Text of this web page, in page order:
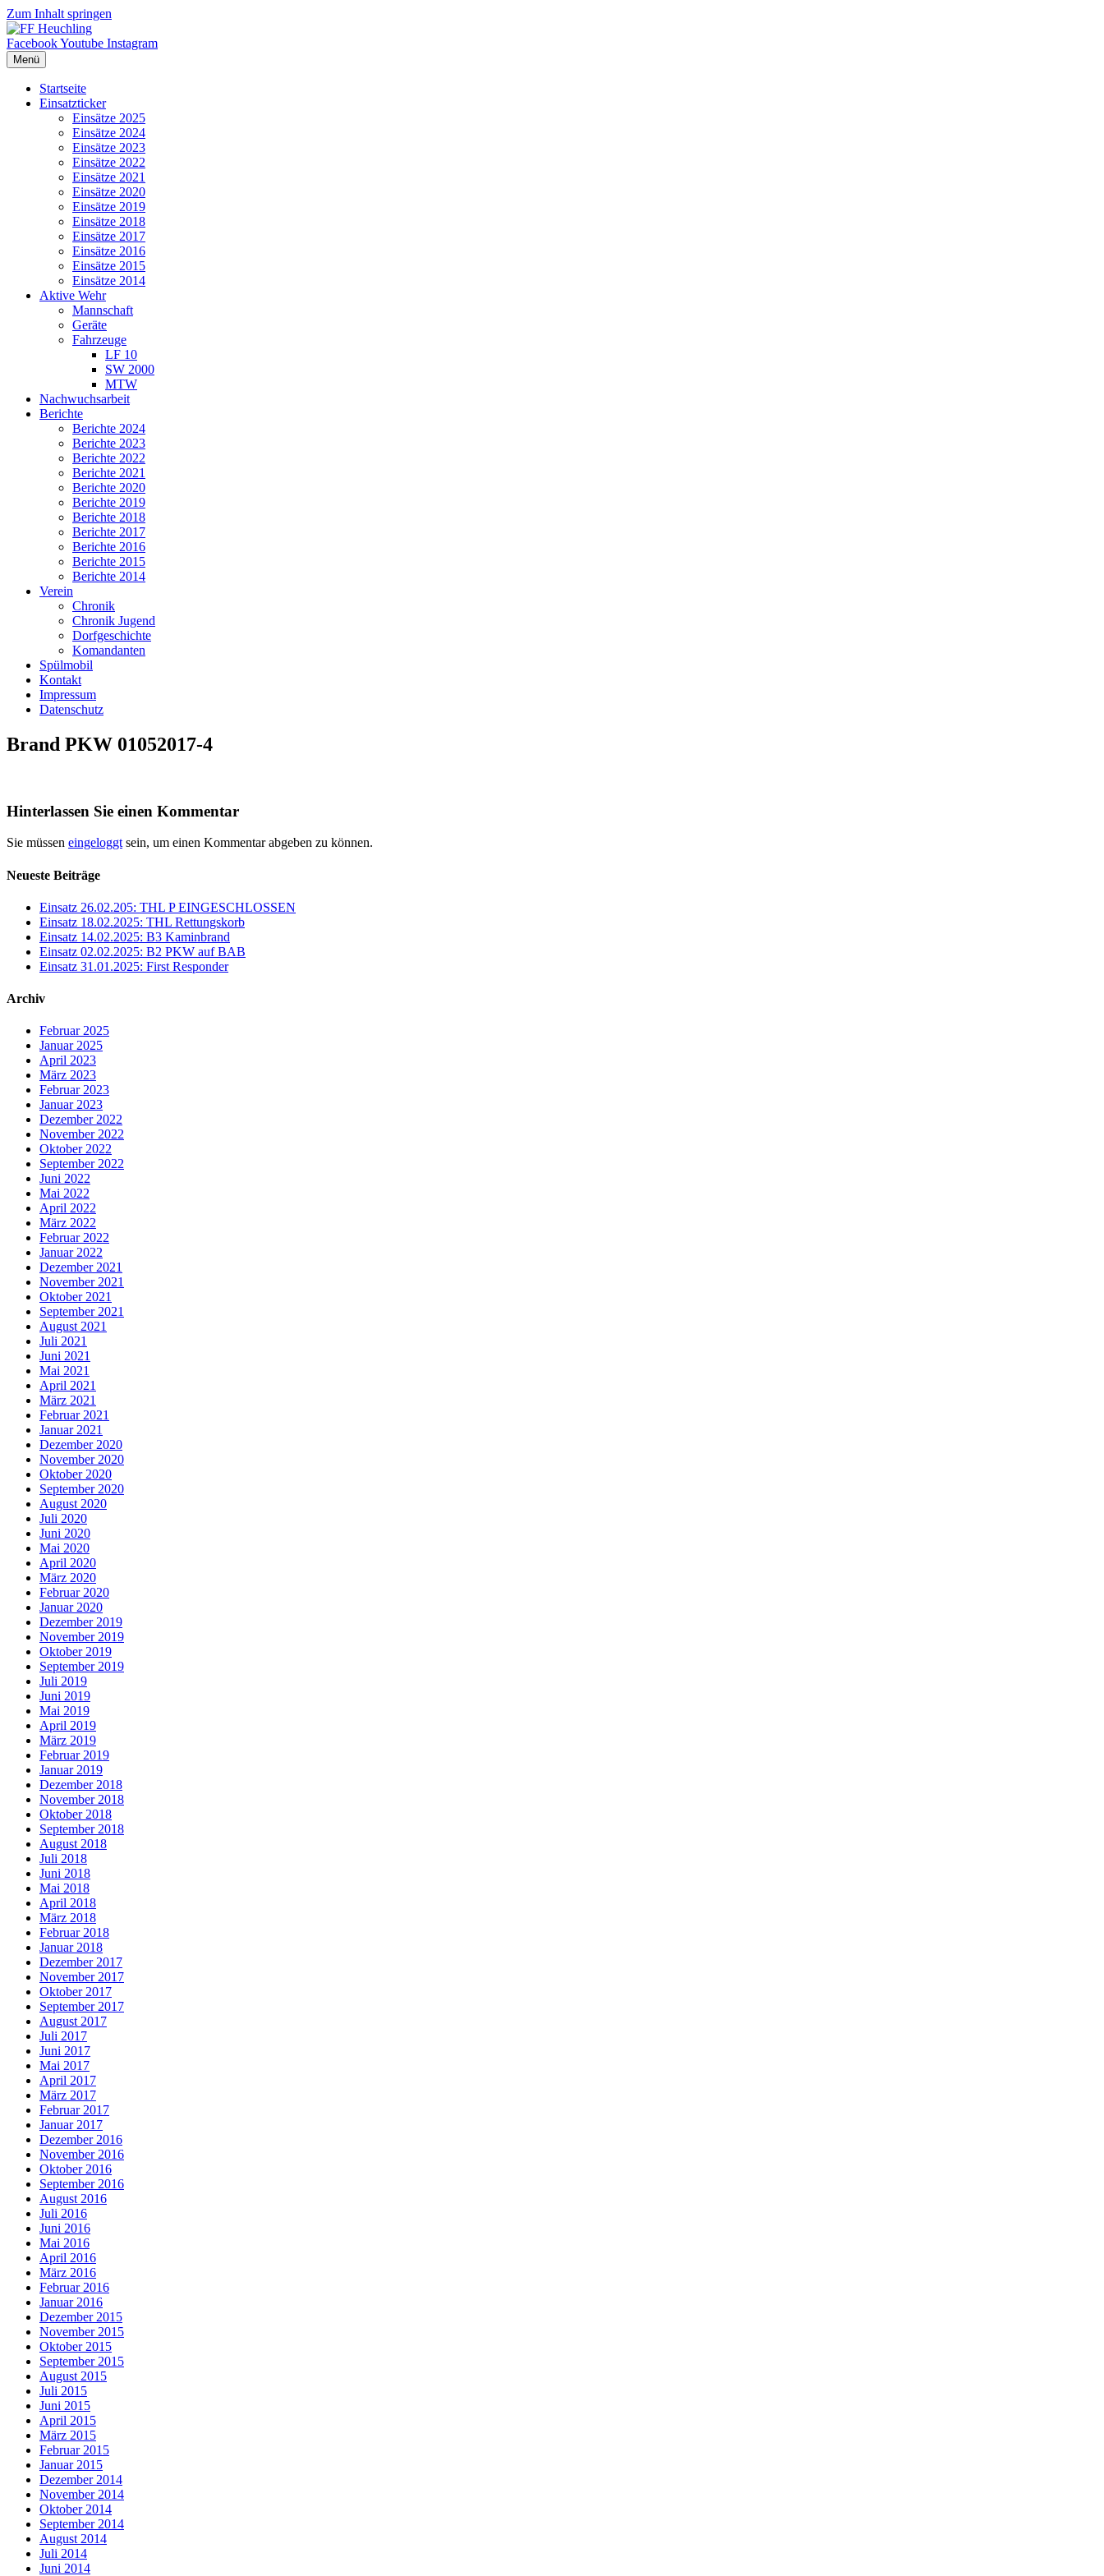
Zum Inhalt springen
FacebookYoutube Instagram
Menü
Startseite
Einsatzticker
Einsätze 2025
Einsätze 2024
Einsätze 2023
Einsätze 2022
Einsätze 2021
Einsätze 2020
Einsätze 2019
Einsätze 2018
Einsätze 2017
Einsätze 2016
Einsätze 2015
Einsätze 2014
Aktive Wehr
Mannschaft
Geräte
Fahrzeuge
LF 10
SW 2000
MTW
Nachwuchsarbeit
Berichte
Berichte 2024
Berichte 2023
Berichte 2022
Berichte 2021
Berichte 2020
Berichte 2019
Berichte 2018
Berichte 2017
Berichte 2016
Berichte 2015
Berichte 2014
Verein
Chronik
Chronik Jugend
Dorfgeschichte
Komandanten
Spülmobil
Kontakt
Impressum
Datenschutz
Brand PKW 01052017-4
Hinterlassen Sie einen Kommentar
Sie müssen eingeloggt sein, um einen Kommentar abgeben zu können.
Neueste Beiträge
Einsatz 26.02.205: THL P EINGESCHLOSSEN
Einsatz 18.02.2025: THL Rettungskorb
Einsatz 14.02.2025: B3 Kaminbrand
Einsatz 02.02.2025: B2 PKW auf BAB
Einsatz 31.01.2025: First Responder
Archiv
Februar 2025
Januar 2025
April 2023
März 2023
Februar 2023
Januar 2023
Dezember 2022
November 2022
Oktober 2022
September 2022
Juni 2022
Mai 2022
April 2022
März 2022
Februar 2022
Januar 2022
Dezember 2021
November 2021
Oktober 2021
September 2021
August 2021
Juli 2021
Juni 2021
Mai 2021
April 2021
März 2021
Februar 2021
Januar 2021
Dezember 2020
November 2020
Oktober 2020
September 2020
August 2020
Juli 2020
Juni 2020
Mai 2020
April 2020
März 2020
Februar 2020
Januar 2020
Dezember 2019
November 2019
Oktober 2019
September 2019
Juli 2019
Juni 2019
Mai 2019
April 2019
März 2019
Februar 2019
Januar 2019
Dezember 2018
November 2018
Oktober 2018
September 2018
August 2018
Juli 2018
Juni 2018
Mai 2018
April 2018
März 2018
Februar 2018
Januar 2018
Dezember 2017
November 2017
Oktober 2017
September 2017
August 2017
Juli 2017
Juni 2017
Mai 2017
April 2017
März 2017
Februar 2017
Januar 2017
Dezember 2016
November 2016
Oktober 2016
September 2016
August 2016
Juli 2016
Juni 2016
Mai 2016
April 2016
März 2016
Februar 2016
Januar 2016
Dezember 2015
November 2015
Oktober 2015
September 2015
August 2015
Juli 2015
Juni 2015
April 2015
März 2015
Februar 2015
Januar 2015
Dezember 2014
November 2014
Oktober 2014
September 2014
August 2014
Juli 2014
Juni 2014